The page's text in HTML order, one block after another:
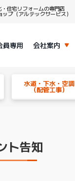
住宅リフォームの専門店
プ（アルテックサービス）
員専用 会社案内
水道・下水・空調
（配管工事）
ト告知